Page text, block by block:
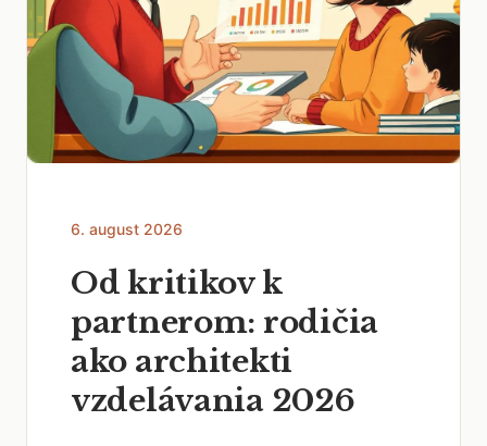
6. august 2026
Od kritikov k
partnerom: rodičia
ako architekti
vzdelávania 2026